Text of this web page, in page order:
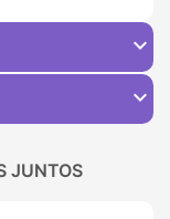
expand_more
expand_more
JUNTOS